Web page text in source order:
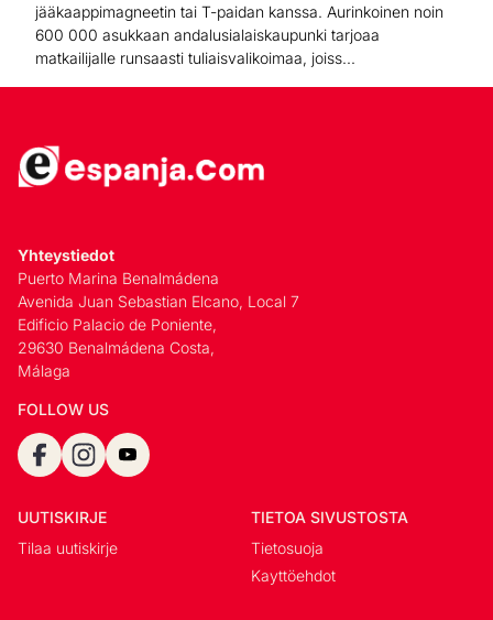
jääkaappimagneetin tai T-paidan kanssa. Aurinkoinen noin
600 000 asukkaan andalusialaiskaupunki tarjoaa
matkailijalle runsaasti tuliaisvalikoimaa, joiss...
Yhteystiedot
Puerto Marina Benalmádena
Avenida Juan Sebastian Elcano, Local 7
Edificio Palacio de Poniente,
29630 Benalmádena Costa,
Málaga
FOLLOW US
UUTISKIRJE
Tilaa uutiskirje
TIETOA SIVUSTOSTA
Tietosuoja
Kayttöehdot